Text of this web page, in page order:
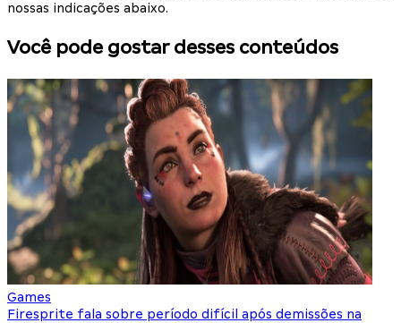
nossas indicações abaixo.
Você pode gostar desses conteúdos
Games
Firesprite fala sobre período difícil após demissões na